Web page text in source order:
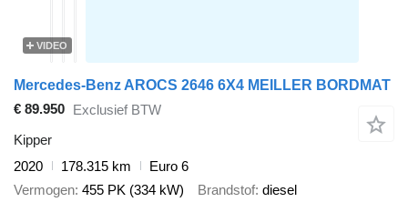
VIDEO
Mercedes-Benz AROCS 2646 6X4 MEILLER BORDMAT
€ 89.950 Exclusief BTW
Kipper
2020
178.315 km
Euro 6
Vermogen 455 PK (334 kW) Brandstof diesel